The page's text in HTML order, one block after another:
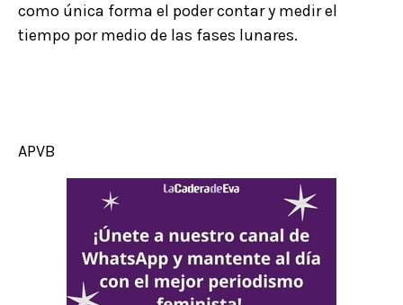
como única forma el poder contar y medir el
tiempo por medio de las fases lunares.
APVB